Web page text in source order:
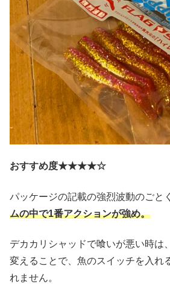
おすすめ度★★★★☆
パッケージの記載の強烈波動のごと
ムの中で1番アクションが強め。
デカカリシャッドで喰いが悪い時は
変えることで、魚のスイッチを入れ
れません。